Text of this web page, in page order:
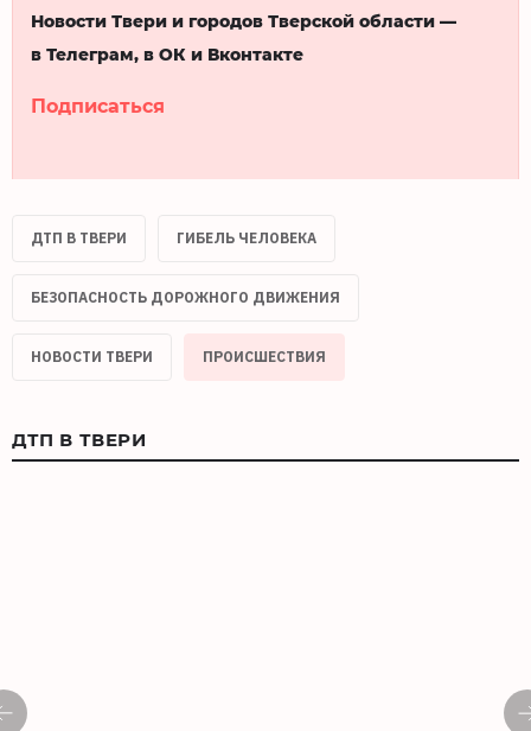
Новости Твери и городов Тверской области —
в Телеграм, в ОК и Вконтакте
Подписаться
ДТП В ТВЕРИ ГИБЕЛЬ ЧЕЛОВЕКА
БЕЗОПАСНОСТЬ ДОРОЖНОГО ДВИЖЕНИЯ
НОВОСТИ ТВЕРИ ПРОИСШЕСТВИЯ
ДТП В ТВЕРИ